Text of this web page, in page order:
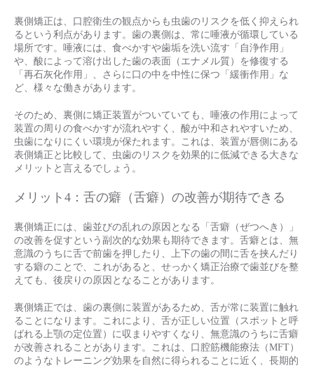
裏側矯正は、口腔衛生の観点からも虫歯のリスクを低く抑えられ
るという利点があります。歯の裏側は、常に唾液が循環している
場所です。唾液には、食べかすや歯垢を洗い流す「自浄作用」
や、酸によって溶け出した歯の表面（エナメル質）を修復する
「再石灰化作用」、さらに口の中を中性に保つ「緩衝作用」な
ど、様々な働きがあります。
そのため、裏側に矯正装置がついていても、唾液の作用によって
装置の周りの食べかすが流れやすく、酸が中和されやすいため、
虫歯になりにくい環境が保たれます。これは、装置が唇側にある
表側矯正と比較して、虫歯のリスクを効果的に低減できる大きな
メリットと言えるでしょう。
メリット4：舌の癖（舌癖）の改善が期待できる
裏側矯正には、歯並びの乱れの原因となる「舌癖（ぜつへき）」
の改善を促すという副次的な効果も期待できます。舌癖とは、無
意識のうちに舌で前歯を押したり、上下の歯の間に舌を挟んだり
する癖のことで、これがあると、せっかく矯正治療で歯並びを整
えても、後戻りの原因となることがあります。
裏側矯正では、歯の裏側に装置があるため、舌が常に装置に触れ
ることになります。これにより、舌が正しい位置（スポットと呼
ばれる上顎の定位置）に収まりやすくなり、無意識のうちに舌癖
が改善されることがあります。これは、口腔筋機能療法（MFT）
のようなトレーニング効果を自然に得られることに近く、長期的